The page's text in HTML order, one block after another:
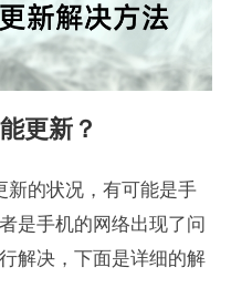
更新？
新的状况，有可能是手
是手机的网络出现了问
解决，下面是详细的解